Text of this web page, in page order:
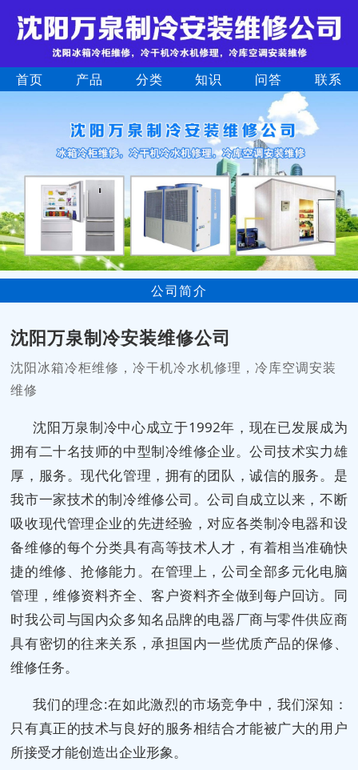
首页 产品 分类 知识 问答 联系
公司简介
沈阳万泉制冷安装维修公司
沈阳冰箱冷柜维修，冷干机冷水机修理，冷库空调安装
维修
沈阳万泉制冷中心成立于1992年，现在已发展成为
拥有二十名技师的中型制冷维修企业。公司技术实力雄
厚，服务。现代化管理，拥有的团队，诚信的服务。是
我市一家技术的制冷维修公司。公司自成立以来，不断
吸收现代管理企业的先进经验，对应各类制冷电器和设
备维修的每个分类具有高等技术人才，有着相当准确快
捷的维修、抢修能力。在管理上，公司全部多元化电脑
管理，维修资料齐全、客户资料齐全做到每户回访。同
时我公司与国内众多知名品牌的电器厂商与零件供应商
具有密切的往来关系，承担国内一些优质产品的保修、
维修任务。
我们的理念:在如此激烈的市场竞争中，我们深知：
只有真正的技术与良好的服务相结合才能被广大的用户
所接受才能创造出企业形象。